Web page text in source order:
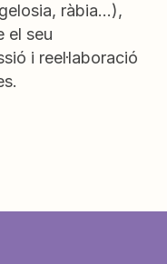
ràbia…),
el seu
i reel·laboració